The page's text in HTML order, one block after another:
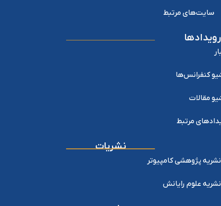
سایت‌های مرتبط
رویدادها
کنفرانس‌ها
مقالات
مرتبط
نشریات
نشریه پژوهشی کامپیوتر
نشریه علوم رایانش